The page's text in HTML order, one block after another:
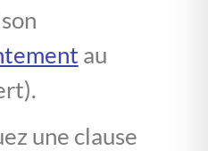
au
une clause